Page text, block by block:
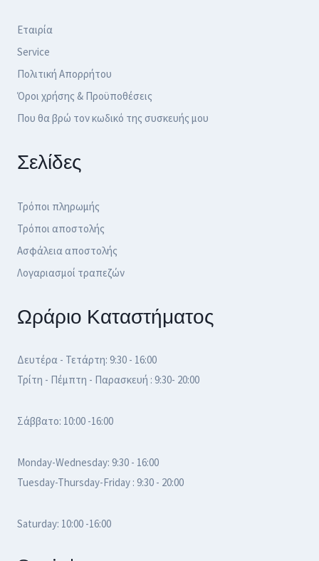
Εταιρία
Service
Πολιτική Απορρήτου
Όροι χρήσης & Προϋποθέσεις
Που θα βρώ τον κωδικό της συσκευής μου
Σελίδες
Τρόποι πληρωμής
Τρόποι αποστολής
Ασφάλεια αποστολής
Λογαριασμοί τραπεζών
Ωράριο Καταστήματος
Δευτέρα - Τετάρτη: 9:30 - 16:00
Τρίτη - Πέμπτη - Παρασκευή : 9:30- 20:00
Σάββατο: 10:00 -16:00
Monday-Wednesday: 9:30 - 16:00
Tuesday-Thursday-Friday : 9:30 - 20:00
Saturday: 10:00 -16:00